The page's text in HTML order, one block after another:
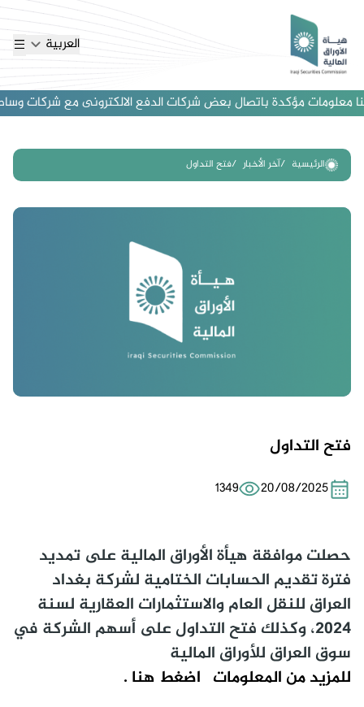
العربية
معلومات مؤكدة باتصال بعض شركات الدفع الالكترونى مع شركات وساطة
الرئيسية آخر الأخبار فتح التداول
فتح التداول
20/08/2025
1349
حصلت موافقة هيأة الأوراق المالية على تمديد
فترة تقديم الحسابات الختامية لشركة بغداد
العراق للنقل العام والاستثمارات العقارية لسنة
2024، وكذلك فتح التداول على أسهم الشركة في
سوق العراق للأوراق المالية
للمزيد من المعلومات اضغط هنا .